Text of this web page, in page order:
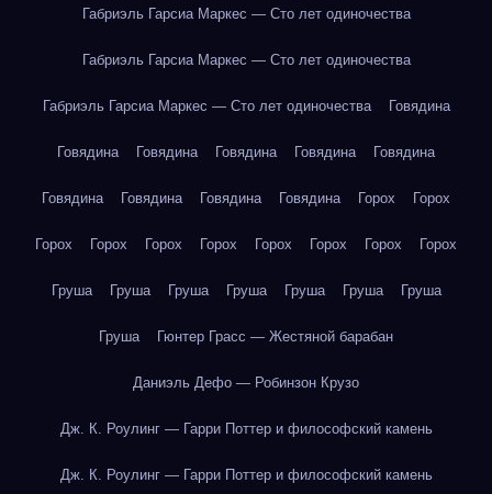
Габриэль Гарсиа Маркес — Сто лет одиночества
Габриэль Гарсиа Маркес — Сто лет одиночества
Габриэль Гарсиа Маркес — Сто лет одиночества Говядина
Говядина Говядина Говядина Говядина Говядина
Говядина Говядина Говядина Говядина Горох Горох
Горох Горох Горох Горох Горох Горох Горох Горох
Груша Груша Груша Груша Груша Груша Груша
Груша Гюнтер Грасс — Жестяной барабан
Даниэль Дефо — Робинзон Крузо
Дж. К. Роулинг — Гарри Поттер и философский камень
Дж. К. Роулинг — Гарри Поттер и философский камень